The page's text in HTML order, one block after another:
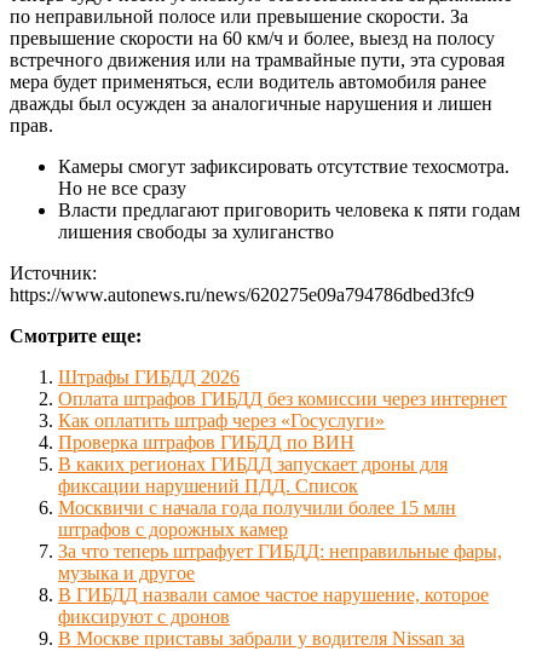
по неправильной полосе или превышение скорости. За
превышение скорости на 60 км/ч и более, выезд на полосу
встречного движения или на трамвайные пути, эта суровая
мера будет применяться, если водитель автомобиля ранее
дважды был осужден за аналогичные нарушения и лишен
прав.
Камеры смогут зафиксировать отсутствие техосмотра.
Но не все сразу
Власти предлагают приговорить человека к пяти годам
лишения свободы за хулиганство
Источник:
https://www.autonews.ru/news/620275e09a794786dbed3fc9
Смотрите еще:
Штрафы ГИБДД 2026
Оплата штрафов ГИБДД без комиссии через интернет
Как оплатить штраф через «Госуслуги»
Проверка штрафов ГИБДД по ВИН
В каких регионах ГИБДД запускает дроны для
фиксации нарушений ПДД. Список
Москвичи с начала года получили более 15 млн
штрафов с дорожных камер
За что теперь штрафует ГИБДД: неправильные фары,
музыка и другое
В ГИБДД назвали самое частое нарушение, которое
фиксируют с дронов
В Москве приставы забрали у водителя Nissan за